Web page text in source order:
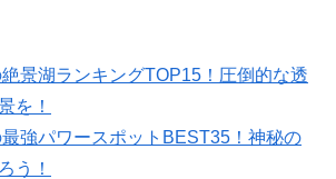
景湖ランキングTOP15！圧倒的な透
を！
強パワースポットBEST35！神秘の
う！